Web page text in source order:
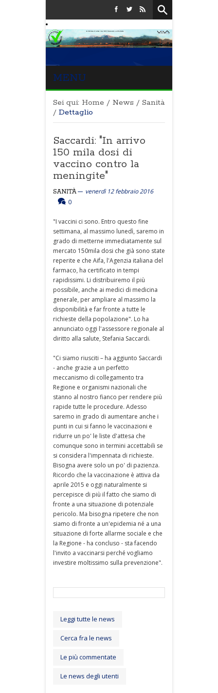
MENU
Sei qui: Home / News / Sanità
/ Dettaglio
Saccardi: "In arrivo
150 mila dosi di
vaccino contro la
meningite"
SANITÀ
venerdì 12 febbraio 2016
0
"I vaccini ci sono. Entro questo fine
settimana, al massimo lunedì, saremo in
grado di metterne immediatamente sul
mercato 150mila dosi che già sono state
reperite e che Aifa, l'Agenzia italiana del
farmaco, ha certificato in tempi
rapidissimi. Li distribuiremo il più
possibile, anche ai medici di medicina
generale, per ampliare al massimo la
disponibilità e far fronte a tutte le
richieste della popolazione". Lo ha
annunciato oggi l'assessore regionale al
diritto alla salute, Stefania Saccardi.
"Ci siamo riusciti – ha aggiunto Saccardi
- anche grazie a un perfetto
meccanismo di collegamento tra
Regione e organismi nazionali che
stanno al nostro fianco per rendere più
rapide tutte le procedure. Adesso
saremo in grado di aumentare anche i
punti in cui si fanno le vaccinazioni e
ridurre un po' le liste d'attesa che
comunque sono in termini accettabili se
si considera l'impennata di richieste.
Bisogna avere solo un po' di pazienza.
Ricordo che la vaccinazione è attiva da
aprile 2015 e oggi naturalmente si
percepisce di più il fatto che siamo di
fronte a una situazione di potenziale
pericolo. Ma bisogna ripetere che non
siamo di fronte a un'epidemia né a una
situazione di forte allarme sociale e che
la Regione - ha concluso - sta facendo
l'invito a vaccinarsi perché vogliamo
investire moltissimo sulla prevenzione".
Leggi tutte le news
Cerca fra le news
Le più commentate
Le news degli utenti